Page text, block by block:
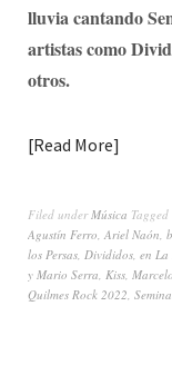
lluvia cantando
artistas como
otros.
Read More
Filed under Música Tagged
Agustín Ferro Ariel Naón
los Persas Divididos en La
y Mario Serra Kiss
Quilmes Rock 2022